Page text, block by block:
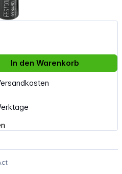
gewünschten
In den Warenkorb